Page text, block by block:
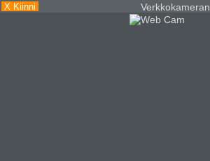
X Kiinni Verkkokameran